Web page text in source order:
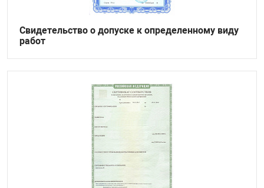
Свидетельство о допуске к определенному виду
работ